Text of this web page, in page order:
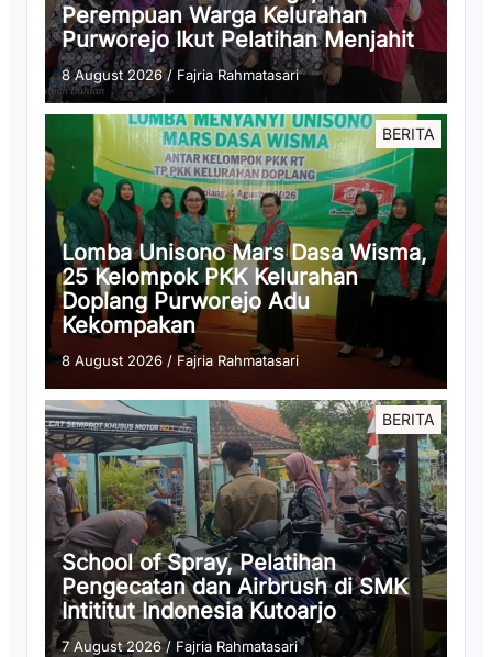
Perempuan Warga Kelurahan
Purworejo Ikut Pelatihan Menjahit
8 August 2026/ Fajria Rahmatasari
BERITA
Lomba Unisono Mars Dasa Wisma,
25 Kelompok PKK Kelurahan
Doplang Purworejo Adu
Kekompakan
8 August 2026 / Fajria Rahmatasari
BERITA
School of Spray, Pelatihan
Pengecatan dan Airbrush di SMK
Intititut Indonesia Kutoarjo
7 August 2026/ Fajria Rahmatasari